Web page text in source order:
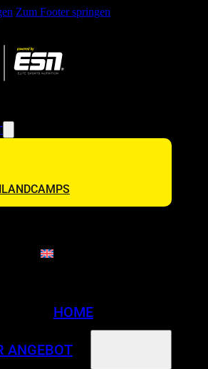
Zum Footer springen
HOME
ANGEBOT